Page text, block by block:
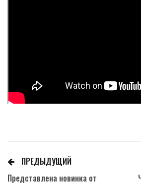
ПРЕДЫДУЩИЙ
Представлена новинка от